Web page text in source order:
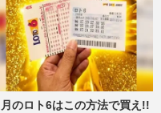
月のロト6はこの方法で買え!!